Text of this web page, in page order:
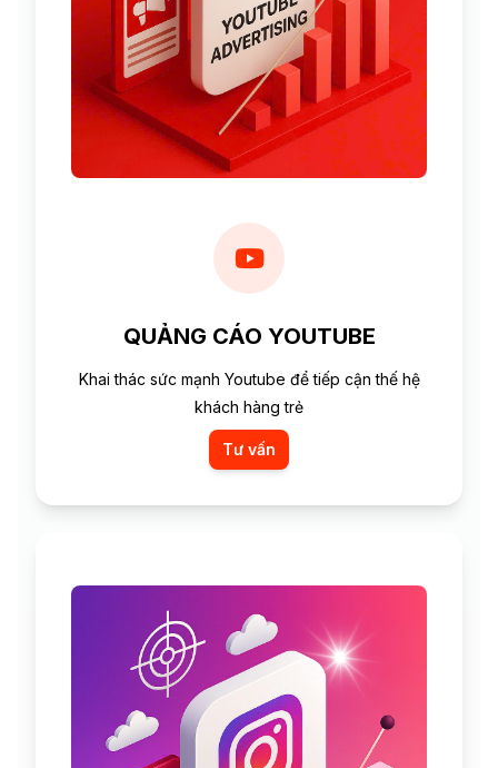
QUẢNG CÁO YOUTUBE
Khai thác sức mạnh Youtube để tiếp cận thế hệ
khách hàng trẻ
Tư vấn